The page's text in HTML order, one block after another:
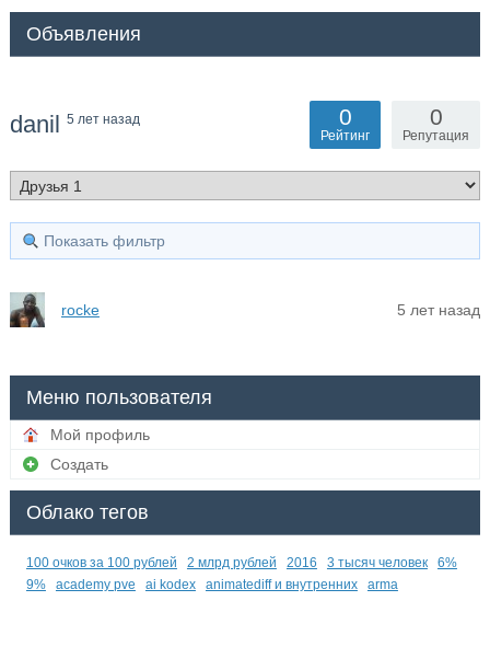
Объявления
danil 5 лет назад 0
Репутация
0
Рейтинг
Показать фильтр
rocke 5 лет назад
Меню пользователя
Мой профиль
Создать
Облако тегов
100 очков за 100 рублей 2 млрд рублей 2016 3 тысяч человек
6%
9%
academy pve ai kodex animatediff и внутренних arma